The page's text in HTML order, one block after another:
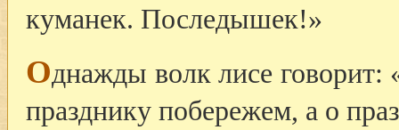
куманек. Последышек!»
Однажды волк лисе
празднику побережем, а о